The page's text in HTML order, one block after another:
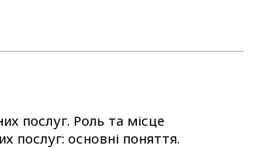
послуг. Роль та місце
послуг: основні поняття.